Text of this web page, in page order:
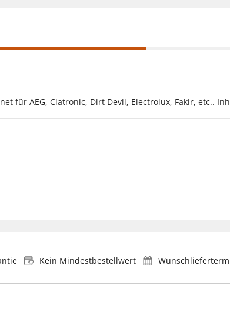
für AEG, Clatronic, Dirt Devil, Electrolux, Fakir, etc..
Kein Mindestbestellwert